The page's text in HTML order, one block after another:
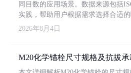
同目数的应用场景。数据来源包括
实践，帮助用户根据需求选择合适的
2026年8月4日
M20化学锚栓尺寸规格及抗拔